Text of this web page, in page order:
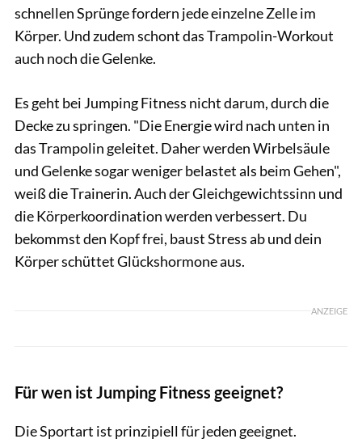
schnellen Sprünge fordern jede einzelne Zelle im
Körper. Und zudem schont das Trampolin-Workout
auch noch die Gelenke.
Es geht bei Jumping Fitness nicht darum, durch die
Decke zu springen. "Die Energie wird nach unten in
das Trampolin geleitet. Daher werden Wirbelsäule
und Gelenke sogar weniger belastet als beim Gehen",
weiß die Trainerin. Auch der Gleichgewichtssinn und
die Körperkoordination werden verbessert. Du
bekommst den Kopf frei, baust Stress ab und dein
Körper schüttet Glückshormone aus.
ANZEIGE
Für wen ist Jumping Fitness geeignet?
Die Sportart ist prinzipiell für jeden geeignet.